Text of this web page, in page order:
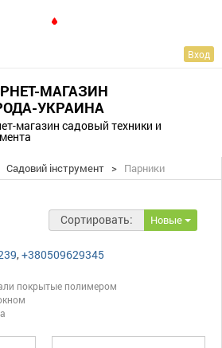
Вход
МАГАЗИН
УКРАИНА
магазин садовый техники и
Садовий інструмент > Парники
Сортировать: Новые
,+380509629345
покрытые полимером